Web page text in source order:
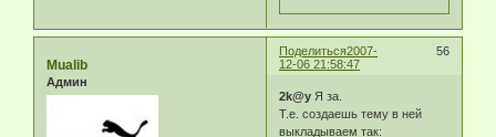
Поделиться 56
2007-
12-06 21:58:47
Mualib
Админ
2k@y Я за.
Т.е. создаешь тему в ней
выкладываем так: